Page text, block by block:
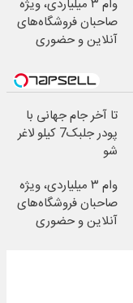
وام ۳ میلیاردی، ویژه
صاحبان فروشگاه‌های
آنلاین و حضوری
تا آخر جام جهانی با
پودر جلبک7 کیلو لاغر
شو
وام ۳ میلیاردی، ویژه
صاحبان فروشگاه‌های
آنلاین و حضوری